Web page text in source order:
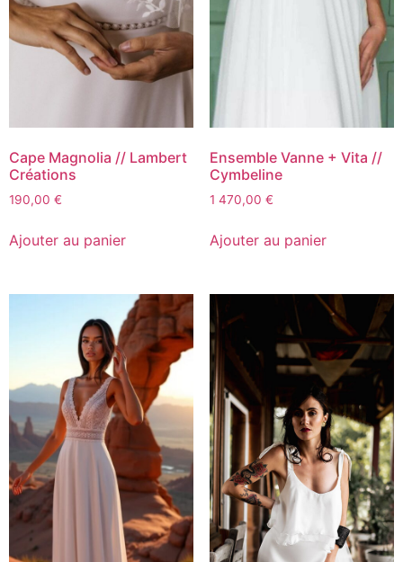
Cape Magnolia // Lambert
Créations
190,00 €
Ajouter au panier
Ensemble Vanne + Vita //
Cymbeline
1 470,00 €
Ajouter au panier